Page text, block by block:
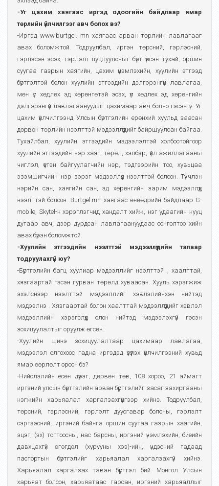
-Уг цахим хаягаас иргэд одоогийн байдлаар ямар
төрлийн үйлчилгээг авч болох вэ?
-Иргэд www.burtgel. mn хаягаас арван төрлийн лавлагааг
авах боломжтой. Тодруулбал, иргэн төрсний, гэрлэсний,
гэрлэсэн эсэх, гэрлэлт цуцлуулсныг бүртгүүлсэн тухай, оршин
суугаа газрын хаягийн, цахим үнэмлэхийн, хуулийн этгээд
бүртгэлтэй болон хуулийн этгээдийн дэлгэрэнгүй лавлагаа,
мөн үл хөдлөх эд хөрөнгөтэй эсэх, үл хөдлөх эд хөрөнгийн
дэлгэрэнгүй лавлагаануудыг цахимаар авч болно гэсэн үг. Уг
цахим үйлчилгээнд Улсын бүртгэлийн ерөнхий хуульд заасан
дөрвөн төрлийн нээлттэй мэдээллүүдийг байршуулсан байгаа.
Тухайлбал, хуулийн этгээдийн мэдээлэлтэй холбоотойгоор
хуулийн этгээдийн нэр хаяг, төрөл, хэлбэр, үйл ажиллагааны
чиглэл, үүсгэн байгуулагчийн нэр, тэдгээрийн тоо, хувьцаа
эзэмшигчийн нэр зэрэг мэдээллүүд нээлттэй болсон. Түүнчлэн
нэрийн сан, хаягийн сан, эд хөрөнгийн зарим мэдээллүүд
нээлттэй болсон. Burtgel.mn хаягаас өнөөдрийн байдлаар G-
mobile, Skytel-н хэрэглэгчид хандалт хийж, нэг удаагийн нууц
дугаар авч, дээр дурдсан лавлагаануудаас сонголтоо хийн
авах бүрэн боломжтой.
-Хуулийн этгээдийн нээлттэй мэдээллүүдийн талаар
тодруулахгүй юу?
-Бүртгэлийн багц хуулиар мэдээллийг нээлттэй , хаалттай,
хязгаартай гэсэн гурван төрөлд хуваасан. Хууль хэрэгжиж
эхэлснээр нээлттэй мэдээллийг хэвлэлийнхэн нийтэд
мэдээлнэ . Хязгаартай болон хаалттай мэдээллүүдийг хэвлэл
мэдээллийн хэрэгслүүд олон нийтэд мэдээлэхгүй гэсэн
зохицуулалтыг оруулж өгсөн.
-Хуулийн шинэ зохицуулалтаар цахимаар лавлагаа,
мэдээлэл олгохоос гадна иргэдэд үзүүлэх үйлчилгээний хувьд
ямар өөрлөлт орсон бэ?
-Нийслэлийн есөн дүүрэг, дөрвөн төв, 108 хороо, 21 аймагт
иргэний улсын бүртгэлийн арван бүртгэлийг засаг захиргааны
нэгжийн харьяалал харгалзахгүйгээр хийнэ. Тодруулбал,
төрсний, гэрлэсний, гэрлэлт дуусгавар болсны, гэрлэлт
сэргээсний, иргэний байнга оршин суугаа газрын хаягийн,
эцэг, (эх) тогтоосны, нас барсны, иргэний үнэмлэхийн, биеийн
давхцахгүй өгөгдөл (хурууны хээ)-ийн, үндэсний гадаад
паспортын бүртгэлийг харьяалал харгалзахгүй хийнэ.
Харьяалал харгалзах таван бүртгэл бий. Монгол Улсын
харьяат болсон, харьяатаас гарсан, иргэний харьяаллыг